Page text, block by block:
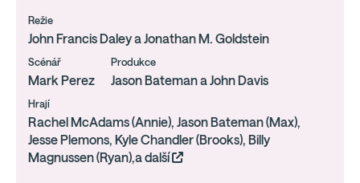
Režie
John Francis Daley a Jonathan M. Goldstein
Scénář
Mark Perez
Produkce
Jason Bateman a John Davis
Hrají
Rachel McAdams (Annie), Jason Bateman (Max),
Jesse Plemons, Kyle Chandler (Brooks), Billy
Magnussen (Ryan),a další